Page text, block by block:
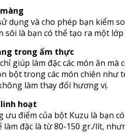
dụng và cho phép bạn kiểm
sôi là bạn có thể tạo ra một
trong ẩm thực
giúp làm đặc các món ăn
bột trong các món chiên như
làm thay đổi hương vị.
hoạt
điểm của bột Kuzu là bạn
đặc là từ 80-150 gr./lít,